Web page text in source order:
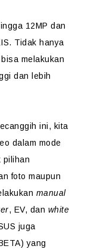
12MP dan
Tidak hanya
melakukan
dan lebih
ini, kita
dalam mode
pilihan
foto maupun
manual
, EV, dan white
juga
yang